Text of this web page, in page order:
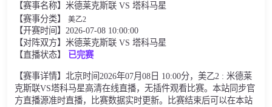
其他直播
【赛事名称】米德莱克斯联 VS 塔科马星
【赛事分类】 美乙2
【开赛时间】2026-07-08 10:00:00
【对阵双方】米德莱克斯联 VS 塔科马星
【直播状态】
已完赛
【赛事详情】北京时间2026年07月08日 10:00分，美乙2 : 米德莱
克斯联VS塔科马星高清在线直播，无插件观看比赛。本站同步官
方直播源准时直播，比赛数据实时更新。比赛结束后可以在本站